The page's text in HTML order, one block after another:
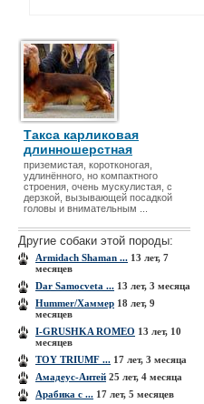
Такса карликовая
длинношерстная
приземистая, коротконогая,
удлинённого, но компактного
строения, очень мускулистая, с
дерзкой, вызывающей посадкой
головы и внимательным ...
Другие собаки этой породы:
Armidach Shaman ... 13 лет, 7
месяцев
Dar Samocveta ... 13 лет, 3 месяца
Hummer/Хаммер 18 лет, 9
месяцев
I-GRUSHKA ROMEO 13 лет, 10
месяцев
TOY TRIUMF ... 17 лет, 3 месяца
Амадеус-Антей 25 лет, 4 месяца
Арабика с ... 17 лет, 5 месяцев